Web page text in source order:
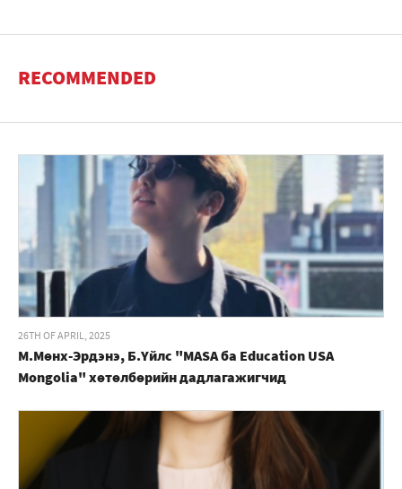
RECOMMENDED
26TH OF APRIL, 2025
М.Мөнх-Эрдэнэ, Б.Үйлс "MASA ба Education USA
Mongolia" хөтөлбөрийн дадлагажигчид